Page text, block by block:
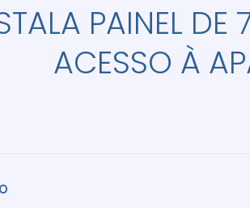
PAINEL
ACESSO À